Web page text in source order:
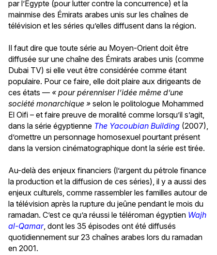
par l’Égypte (pour lutter contre la concurrence) et la
mainmise des Émirats arabes unis sur les chaînes de
télévision et les séries qu’elles diffusent dans la région.
Il faut dire que toute série au Moyen-Orient doit être
diffusée sur une chaîne des Émirats arabes unis (comme
Dubai TV) si elle veut être considérée comme étant
populaire. Pour ce faire, elle doit plaire aux dirigeants de
ces états — « pour pérenniser l’idée même d’une
société monarchique » selon le politologue Mohammed
El Oifi – et faire preuve de moralité comme lorsqu’il s’agit,
dans la série égyptienne The Yacoubian Building (2007),
d’omettre un personnage homosexuel pourtant présent
dans la version cinématographique dont la série est tirée.
Au-delà des enjeux financiers (l’argent du pétrole finance
la production et la diffusion de ces séries), il y a aussi des
enjeux culturels, comme rassembler les familles autour de
la télévision après la rupture du jeûne pendant le mois du
ramadan. C’est ce qu’a réussi le téléroman égyptien Wajh
al-Qamar, dont les 35 épisodes ont été diffusés
quotidiennement sur 23 chaînes arabes lors du ramadan
en 2001.